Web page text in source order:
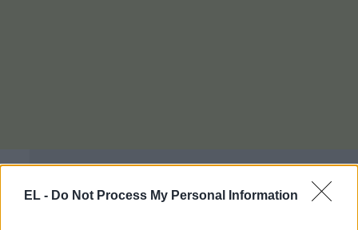
EL - Do Not Process My Personal Information